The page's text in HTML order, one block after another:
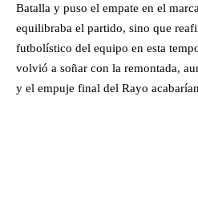
Batalla y puso el empate en el
equilibraba el partido, sino que
futbolístico del equipo en esta
volvió a soñar con la remontada,
y el empuje final del Rayo